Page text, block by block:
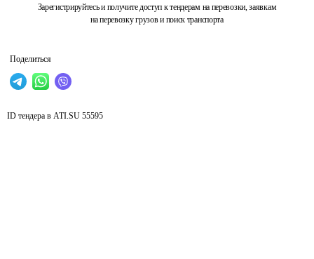
Зарегистрируйтесь и получите доступ к тендерам на перевозки, заявкам
на перевозку грузов и поиск транспорта
Поделиться
ID тендера в ATI.SU 55595